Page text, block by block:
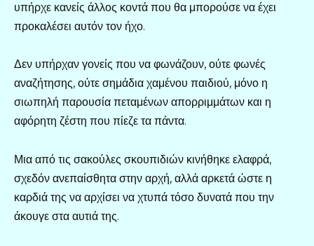
υπήρχε κανείς άλλος κοντά που θα μπορούσε να έχει
προκαλέσει αυτόν τον ήχο.
Δεν υπήρχαν γονείς που να φωνάζουν, ούτε φωνές
αναζήτησης, ούτε σημάδια χαμένου παιδιού, μόνο η
σιωπηλή παρουσία πεταμένων απορριμμάτων και η
αφόρητη ζέστη που πίεζε τα πάντα.
Μια από τις σακούλες σκουπιδιών κινήθηκε ελαφρά,
σχεδόν ανεπαίσθητα στην αρχή, αλλά αρκετά ώστε η
καρδιά της να αρχίσει να χτυπά τόσο δυνατά που την
άκουγε στα αυτιά της.